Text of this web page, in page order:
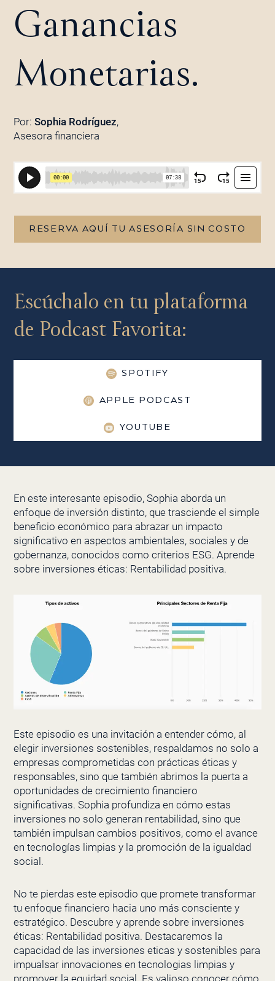
Ganancias
Monetarias.
Por: Sophia Rodríguez,
Asesora financiera
RESERVA AQUÍ TU ASESORÍA SIN COSTO
Escúchalo en tu plataforma
de Podcast Favorita:
SPOTIFY
APPLE PODCAST
YOUTUBE
En este interesante episodio, Sophia aborda un
enfoque de inversión distinto, que trasciende el simple
beneficio económico para abrazar un impacto
significativo en aspectos ambientales, sociales y de
gobernanza, conocidos como criterios ESG. Aprende
sobre inversiones éticas: Rentabilidad positiva.
Este episodio es una invitación a entender cómo, al
elegir inversiones sostenibles, respaldamos no solo a
empresas comprometidas con prácticas éticas y
responsables, sino que también abrimos la puerta a
oportunidades de crecimiento financiero
significativas. Sophia profundiza en cómo estas
inversiones no solo generan rentabilidad, sino que
también impulsan cambios positivos, como el avance
en tecnologías limpias y la promoción de la igualdad
social.
No te pierdas este episodio que promete transformar
tu enfoque financiero hacia uno más consciente y
estratégico. Descubre y aprende sobre inversiones
éticas: Rentabilidad positiva. Destacaremos la
capacidad de las inversiones eticas y sostenibles para
impualsar innovaciones en tecnologias limpias y